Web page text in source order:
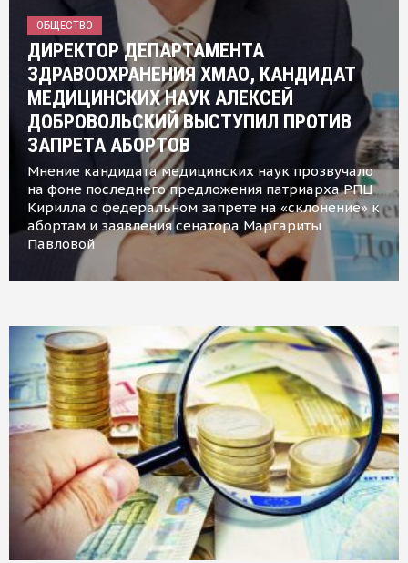
ОБЩЕСТВО
ДИРЕКТОР ДЕПАРТАМЕНТА
ЗДРАВООХРАНЕНИЯ ХМАО, КАНДИДАТ
МЕДИЦИНСКИХ НАУК АЛЕКСЕЙ
ДОБРОВОЛЬСКИЙ ВЫСТУПИЛ ПРОТИВ
ЗАПРЕТА АБОРТОВ
Мнение кандидата медицинских наук прозвучало
на фоне последнего предложения патриарха РПЦ
Кирилла о федеральном запрете на «склонение» к
абортам и заявления сенатора Маргариты
Павловой